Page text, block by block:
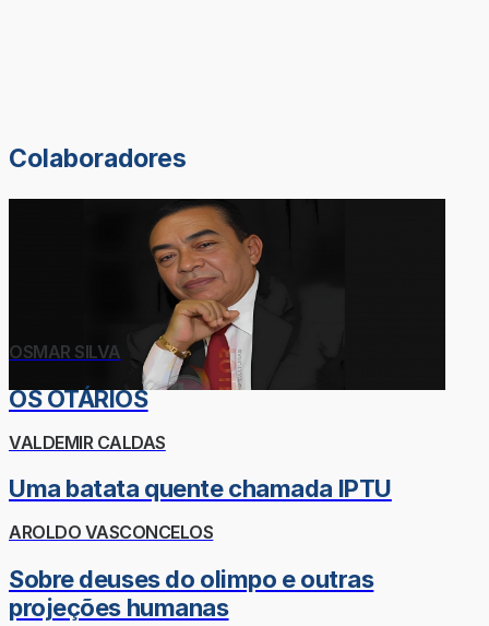
Colaboradores
OSMAR SILVA
OS OTÁRIOS
VALDEMIR CALDAS
Uma batata quente chamada IPTU
AROLDO VASCONCELOS
Sobre deuses do olimpo e outras
projeções humanas